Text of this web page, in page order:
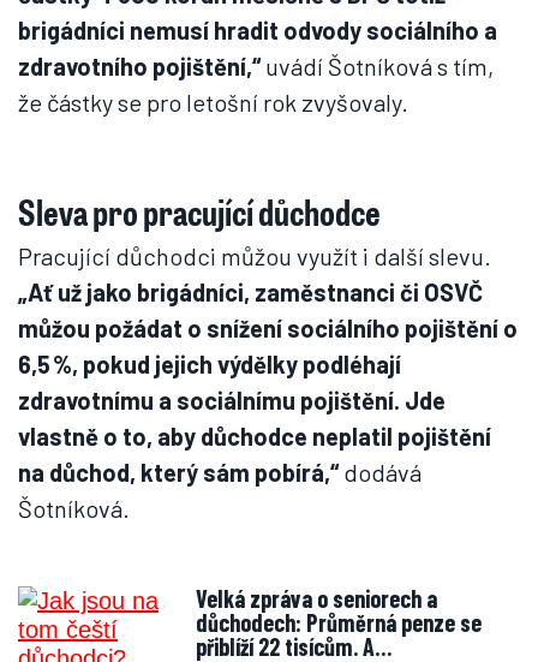
brigádníci nemusí hradit odvody sociálního a
zdravotního pojištění,“uvádí Šotníková s tím,
že částky se pro letošní rok zvyšovaly.
Sleva pro pracující důchodce
Pracující důchodci můžou využít i další slevu.
„Ať už jako brigádníci, zaměstnanci či OSVČ
můžou požádat o snížení sociálního pojištění o
6,5 %, pokud jejich výdělky podléhají
zdravotnímu a sociálnímu pojištění. Jde
vlastně o to, aby důchodce neplatil pojištění
na důchod, který sám pobírá,“dodává
Šotníková.
Velká zpráva o seniorech a
důchodech: Průměrná penze se
přiblíží 22 tisícům. A…